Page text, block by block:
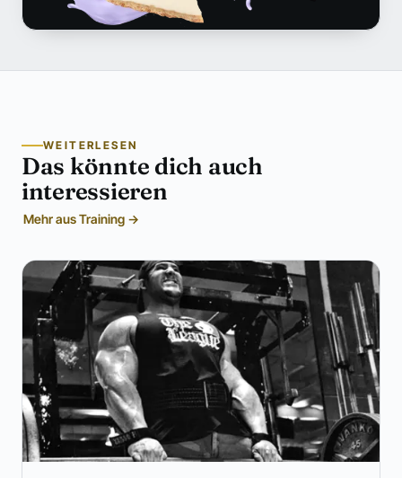
WEITERLESEN
Das könnte dich auch
interessieren
Mehr aus Training →